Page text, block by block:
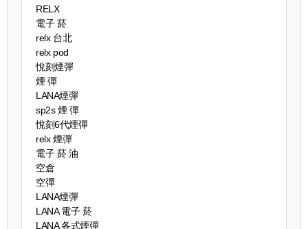
RELX
電子 菸
relx 台北
relx pod
悅刻煙彈
煙 彈
LANA煙彈
sp2s 煙 彈​
悅刻6代煙彈
relx 煙彈
電子 菸 油
空倉
空彈
LANA煙彈
LANA 電子 菸​
LANA 各式煙彈